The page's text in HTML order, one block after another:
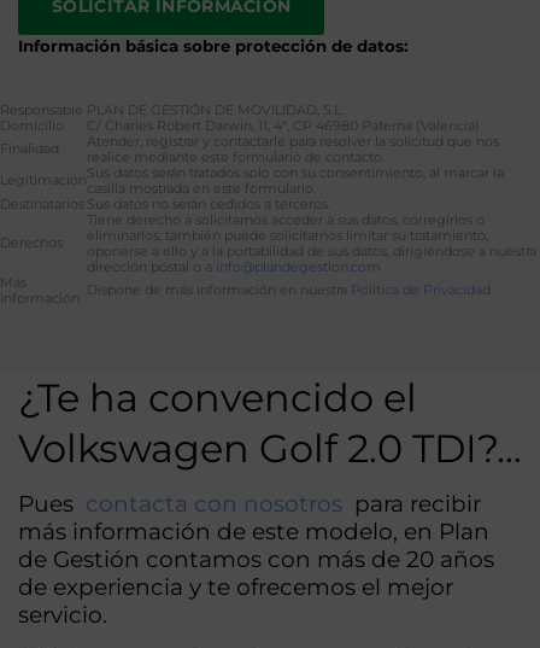
Información básica sobre protección de datos:
Responsable PLAN DE GESTIÓN DE MOVILIDAD, S.L.
Domicilio
C/ Charles Robert Darwin, 11, 4ª, CP 46980 Paterna (Valencia)
Finalidad
Atender, registrar y contactarle para resolver la solicitud que nos
realice mediante este formulario de contacto.
LegitimaciónSus datos serán tratados solo con su consentimiento, al marcar la
casilla mostrada en este formulario.
Destinatarios Sus datos no serán cedidos a terceros.
Derechos
Tiene derecho a solicitarnos acceder a sus datos, corregirlos o
eliminarlos, también puede solicitarnos limitar su tratamiento,
oponerse a ello y a la portabilidad de sus datos, dirigiéndose a nuestra
dirección postal o a info@plandegestion.com
Más
información Dispone de más información en nuestra Política de Privacidad
¿Te ha convencido el
Volkswagen Golf 2.0 TDI?…
Pues contacta con nosotros para recibir
más información de este modelo, en Plan
de Gestión contamos con más de 20 años
de experiencia y te ofrecemos el mejor
servicio.